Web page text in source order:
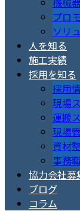
プロ
ソリ
人を知る
施工実績
採用を知る
採用
現場
運搬
現場
資材
事務
協力会社募
ブログ
コラム